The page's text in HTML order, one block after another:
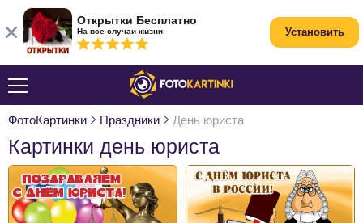
ФотоКартинки Праздники День юриста
Картинки день юриста
Открытки Бесплатно
На все случаи жизни Установить